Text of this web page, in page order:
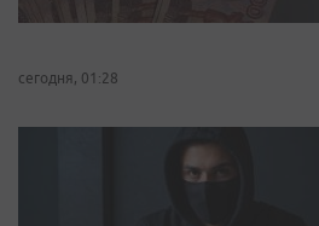
сегодня, 01:28